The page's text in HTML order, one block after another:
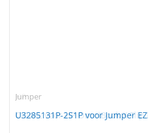
Jumper
U3285131P-2S1P voor Jumper